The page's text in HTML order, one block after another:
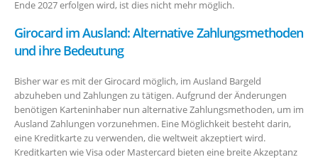
Ende 2027 erfolgen wird, ist dies nicht mehr möglich.
Girocard im Ausland: Alternative Zahlungsmethoden
und ihre Bedeutung
Bisher war es mit der Girocard möglich, im Ausland Bargeld
abzuheben und Zahlungen zu tätigen. Aufgrund der Änderungen
benötigen Karteninhaber nun alternative Zahlungsmethoden, um im
Ausland Zahlungen vorzunehmen. Eine Möglichkeit besteht darin,
eine Kreditkarte zu verwenden, die weltweit akzeptiert wird.
Kreditkarten wie Visa oder Mastercard bieten eine breite Akzeptanz